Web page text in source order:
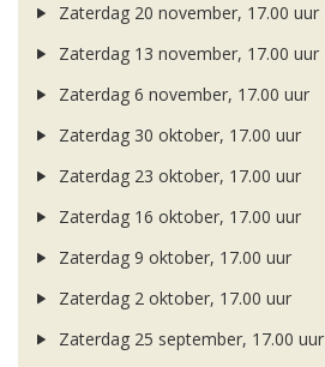
Zaterdag 20 november, 17.00 uur
Zaterdag 13 november, 17.00 uur
Zaterdag 6 november, 17.00 uur
Zaterdag 30 oktober, 17.00 uur
Zaterdag 23 oktober, 17.00 uur
Zaterdag 16 oktober, 17.00 uur
Zaterdag 9 oktober, 17.00 uur
Zaterdag 2 oktober, 17.00 uur
Zaterdag 25 september, 17.00 uur